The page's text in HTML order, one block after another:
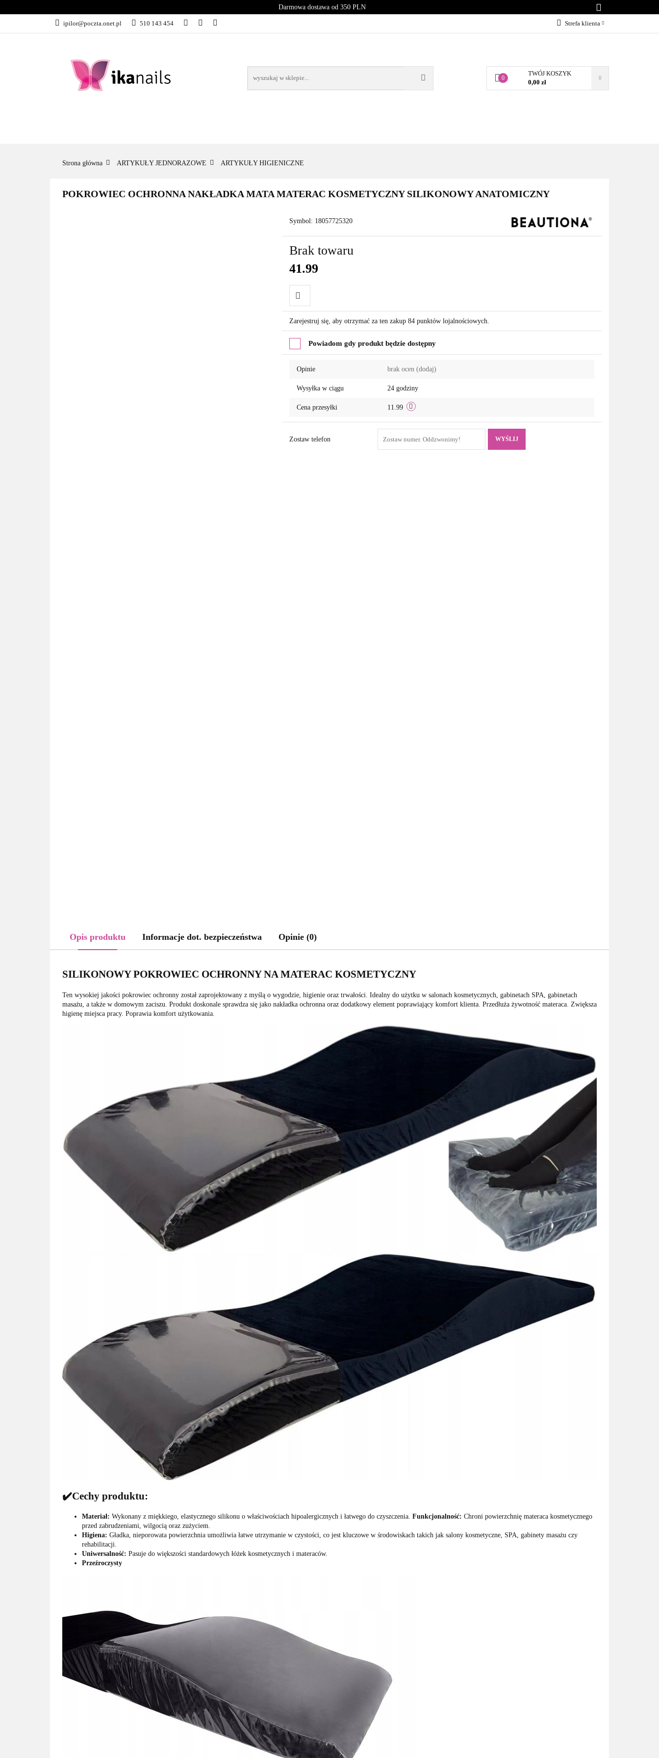
Darmowa dostawa od 350 PLN
ipilor@poczta.onet.pl 510 143 454 Strefa klienta
Dodaj zgłoszenie
Zgody cookies
0
TWÓJ KOSZYK
0,00 zł
KATEGORIE
Strona główna ARTYKUŁY JEDNORAZOWE ARTYKUŁY HIGIENICZNE
POKROWIEC OCHRONNA NAKŁADKA MATA MATERAC KOSMETYCZNY SILIKONOWY ANATOMICZNY
Symbol: 18057725320
Brak towaru
41.99
Do
przechowalni
Zarejestruj się, aby otrzymać za ten zakup 84 punktów lojalnościowych.
Powiadom gdy produkt będzie dostępny
Opinie brak ocen (dodaj)
Wysyłka w ciągu 24 godziny
Cena przesyłki 11.99
Zostaw telefon WYŚLIJ
Opis produktu Informacje dot. bezpieczeństwa Opinie (0)
SILIKONOWY POKROWIEC OCHRONNY NA MATERAC KOSMETYCZNY
Ten wysokiej jakości pokrowiec ochronny został zaprojektowany z myślą o wygodzie, higienie oraz trwałości. Idealny do użytku w salonach kosmetycznych, gabinetach SPA, gabinetach
masażu, a także w domowym zaciszu. Produkt doskonale sprawdza się jako nakładka ochronna oraz dodatkowy element poprawiający komfort klienta. Przedłuża żywotność materaca. Zwiększa
higienę miejsca pracy. Poprawia komfort użytkowania.
✔️Cechy produktu:
Materiał: Wykonany z miękkiego, elastycznego silikonu o właściwościach hipoalergicznych i łatwego do czyszczenia. Funkcjonalność: Chroni powierzchnię materaca kosmetycznego
przed zabrudzeniami, wilgocią oraz zużyciem.
Higiena: Gładka, nieporowata powierzchnia umożliwia łatwe utrzymanie w czystości, co jest kluczowe w środowiskach takich jak salony kosmetyczne, SPA, gabinety masażu czy
rehabilitacji.
Uniwersalność: Pasuje do większości standardowych łóżek kosmetycznych i materaców.
Przeźroczysty